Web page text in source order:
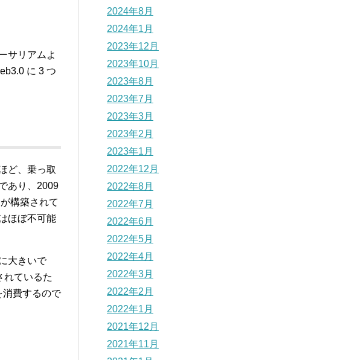
サリアムよ
に 3 つ
ど、乗っ取
あり、2009
構築されて
ほぼ不可能
大きいで
れているた
消費するので
2024年8月
2024年1月
2023年12月
2023年10月
2023年8月
2023年7月
2023年3月
2023年2月
2023年1月
2022年12月
2022年8月
2022年7月
2022年6月
2022年5月
2022年4月
2022年3月
2022年2月
2022年1月
2021年12月
2021年11月